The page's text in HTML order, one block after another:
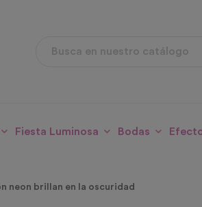
Fiesta Luminosa Bodas
neon brillan en la oscuridad